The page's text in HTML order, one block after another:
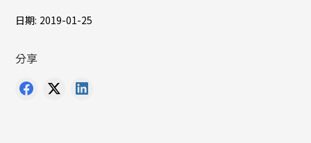
日期: 2019-01-25
分享